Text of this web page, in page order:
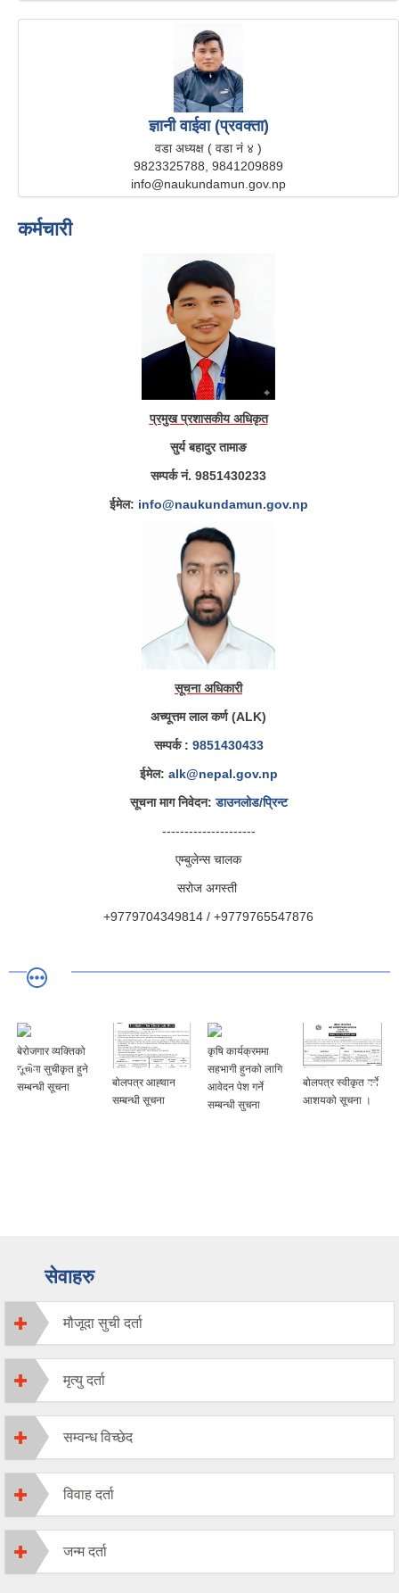
ज्ञानी वाईवा (प्रवक्ता)
वडा अध्यक्ष ( वडा नं ४ )
9823325788, 9841209889
info@naukundamun.gov.np
कर्मचारी
प्रमुख प्रशासकीय अधिकृत
सुर्य बहादुर तामाङ
सम्पर्क नं. 9851430233
ईमेल: info@naukundamun.gov.np
सूचना अधिकारी
अच्यूत्तम लाल कर्ण (ALK)
सम्पर्क : 9851430433
ईमेल: alk@nepal.gov.np
सूचना माग निवेदन:डाउनलोड/प्रिन्ट
---------------------
एम्बुलेन्स चालक
सरोज अगस्ती
+9779704349814 / +9779765547876
बोलपत्र आह्‍वान
कृषि कार्यक्रममा
सहभागी हुनको लागि
आवेदन पेश गर्ने
सम्बन्धी सुचना
बोलपत्र स्वीकृत गर्ने
आशयको सूचना ।
सामाजिक सुरक्षा
कोषमा
सेवाहरु
मौजूदा सुची दर्ता
मृत्यु दर्ता
सम्वन्ध विच्छेद
विवाह दर्ता
जन्म दर्ता